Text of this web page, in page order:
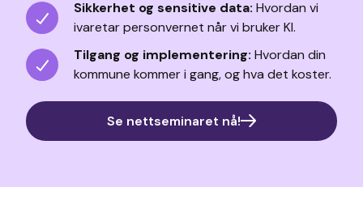
Sikkerhet og sensitive data: Hvordan vi
ivaretar personvernet når vi bruker KI.
Tilgang og implementering: Hvordan din
kommune kommer i gang, og hva det koster.
Se nettseminaret nå!